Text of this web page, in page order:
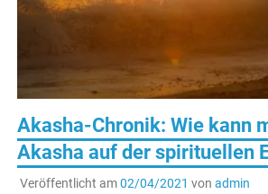
Akasha-Chronik: Wie kann
Akasha auf der spirituellen
Veröffentlicht am02/04/2021 von admin